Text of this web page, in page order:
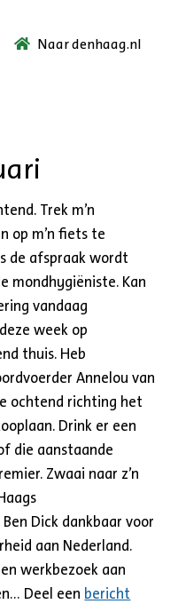
Naar denhaag.nl
Trek m’n
op m’n fiets te
de afspraak wordt
mondhygiëniste. Kan
vandaag
week op
thuis. Heb
Annelou van
ochtend richting het
Drink er een
die aanstaande
Zwaai naar z’n
Dick dankbaar voor
aan Nederland.
werkbezoek aan
Deel een bericht